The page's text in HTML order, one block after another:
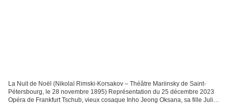
La Nuit de Noël (Nikolaï Rimski-Korsakov – Théâtre Mariinsky de Saint-
Pétersbourg, le 28 novembre 1895) Représentation du 25 décembre 2023
Opéra de Frankfurt Tschub, vieux cosaque Inho Jeong Oksana, sa fille Julia